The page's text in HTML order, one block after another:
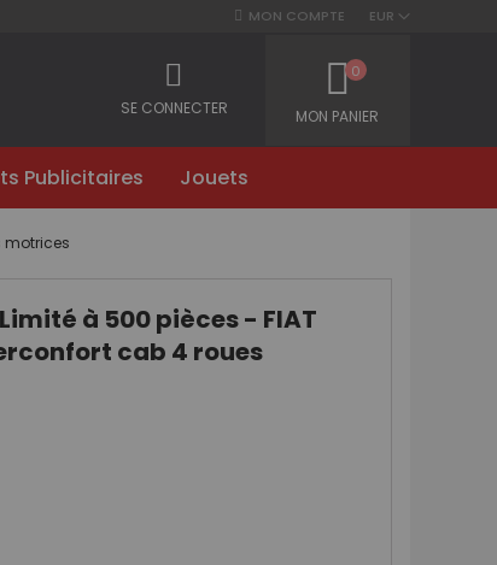
EUR
MON COMPTE
MON PANIER
0
SE CONNECTER
Publicitaires Jouets
motrices
à 500 pièces - FIAT
cab 4 roues